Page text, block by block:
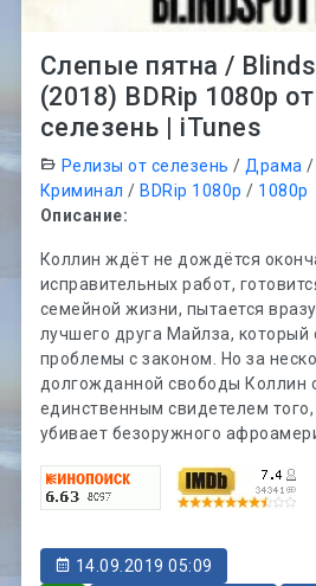
Слепые пятна /
(2018) BDRip 1080p от
селезень | iTunes
Релизы от селезень /Драма /
Криминал / BDRip 1080p / 1080p
Описание:
Коллин ждёт не дождётся
исправительных работ,
семейной жизни, пытается
лучшего друга Майлза, который
проблемы с законом. Но за
долгожданной свободы Коллин
единственным свидетелем
убивает безоружного
14.09.2019 05:09